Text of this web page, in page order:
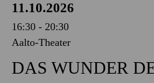
11.10.2026
16:30 - 20:30
Aalto-Theater
DAS WUNDER